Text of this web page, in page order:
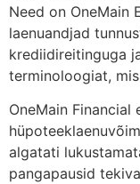
Need on OneMain
laenuandjad
krediidireitinguga
terminoloogiat,
OneMain Financial
algatati
pangapausid